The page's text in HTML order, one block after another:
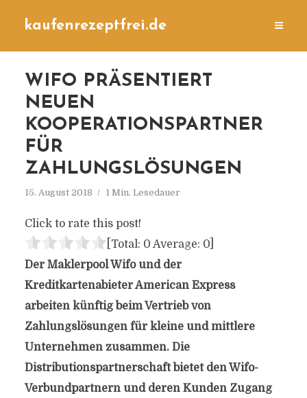
kaufenrezeptfrei.de
WIFO PRÄSENTIERT
NEUEN
KOOPERATIONSPARTNER
FÜR
ZAHLUNGSLÖSUNGEN
15. August 2018 1 Min. Lesedauer
Click to rate this post!
[Total: 0 Average: 0]
Der Maklerpool Wifo und der
Kreditkartenabieter American Express
arbeiten künftig beim Vertrieb von
Zahlungslösungen für kleine und mittlere
Unternehmen zusammen. Die
Distributionspartnerschaft bietet den Wifo-
Verbundpartnern und deren Kunden Zugang